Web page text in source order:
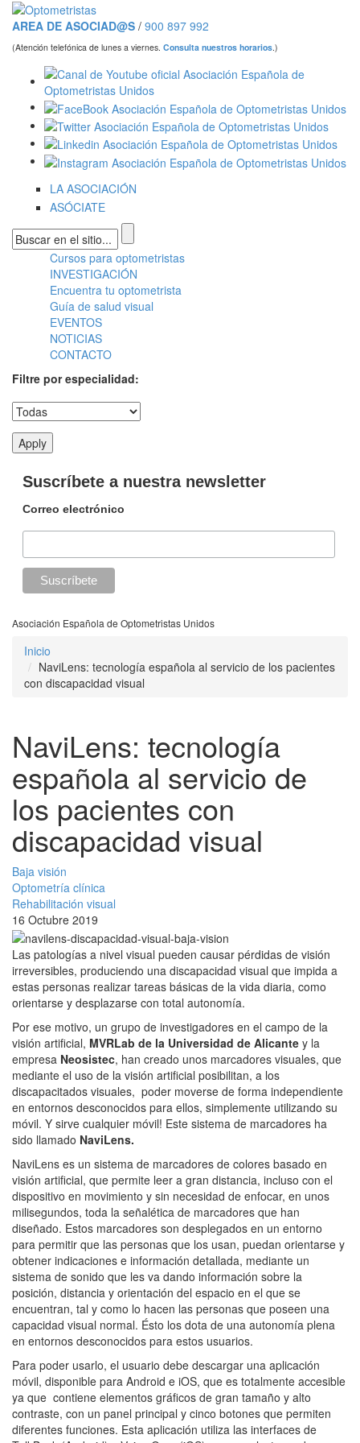
Pasar al contenido principal
AREA DE ASOCIAD@S / 900 897 992
(Atención telefónica de lunes a viernes. Consulta nuestros horarios.)
LA ASOCIACIÓN
ASÓCIATE
Formulario de búsqueda
Menú principal
Cursos para optometristas
INVESTIGACIÓN
Encuentra tu optometrista
Guía de salud visual
EVENTOS
NOTICIAS
CONTACTO
Filtre por especialidad:
Suscríbete a nuestra newsletter
Correo electrónico
Asociación Española de Optometristas Unidos
Inicio
NaviLens: tecnología española al servicio de los pacientes
con discapacidad visual
NaviLens: tecnología
española al servicio de
los pacientes con
discapacidad visual
Baja visión
Optometría clínica
Rehabilitación visual
16 Octubre 2019
Las patologías a nivel visual pueden causar pérdidas de visión
irreversibles, produciendo una discapacidad visual que impida a
estas personas realizar tareas básicas de la vida diaria, como
orientarse y desplazarse con total autonomía.
Por ese motivo, un grupo de investigadores en el campo de la
visión artificial, MVRLab de la Universidad de Alicante y la
empresa Neosistec, han creado unos marcadores visuales, que
mediante el uso de la visión artificial posibilitan, a los
discapacitados visuales, poder moverse de forma independiente
en entornos desconocidos para ellos, simplemente utilizando su
móvil. Y sirve cualquier móvil! Este sistema de marcadores ha
sido llamado NaviLens.
NaviLens es un sistema de marcadores de colores basado en
visión artificial, que permite leer a gran distancia, incluso con el
dispositivo en movimiento y sin necesidad de enfocar, en unos
milisegundos, toda la señalética de marcadores que han
diseñado. Estos marcadores son desplegados en un entorno
para permitir que las personas que los usan, puedan orientarse y
obtener indicaciones e información detallada, mediante un
sistema de sonido que les va dando información sobre la
posición, distancia y orientación del espacio en el que se
encuentran, tal y como lo hacen las personas que poseen una
capacidad visual normal. Ésto los dota de una autonomía plena
en entornos desconocidos para estos usuarios.
Para poder usarlo, el usuario debe descargar una aplicación
móvil, disponible para Android e iOS, que es totalmente accesible
ya que contiene elementos gráficos de gran tamaño y alto
contraste, con un panel principal y cinco botones que permiten
diferentes funciones. Esta aplicación utiliza las interfaces de